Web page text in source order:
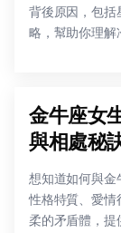
背後原因，包括
略，幫助你理解
金牛座女
與相處秘
想知道如何與金
性格特質、愛情
柔的矛盾體，提